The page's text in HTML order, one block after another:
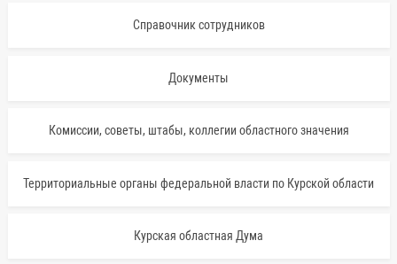
Справочник сотрудников
Документы
Комиссии, советы, штабы, коллегии областного значения
Территориальные органы федеральной власти по Курской области
Курская областная Дума